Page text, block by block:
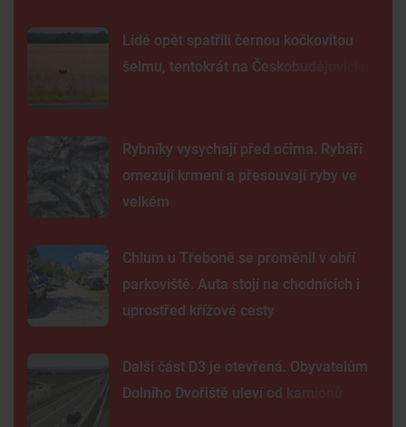
Lidé opět spatřili černou kočkovitou
šelmu, tentokrát na Českobudějovicku
Rybníky vysychají před očima. Rybáři
omezují krmení a přesouvají ryby ve
velkém
Chlum u Třeboně se proměnil v obří
parkoviště. Auta stojí na chodnících i
uprostřed křížové cesty
Další část D3 je otevřená. Obyvatelům
Dolního Dvořiště uleví od kamionů